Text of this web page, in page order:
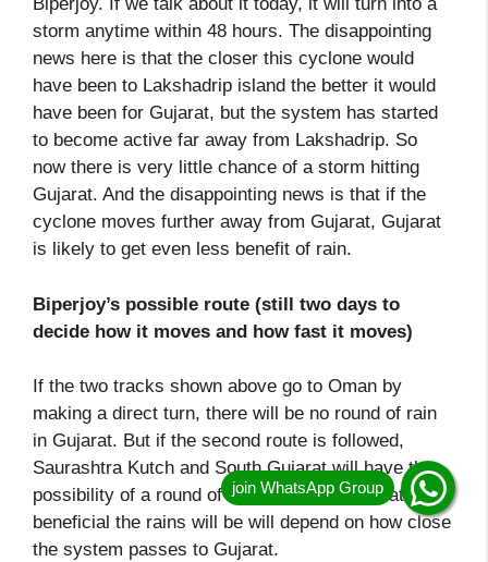
Biperjoy. If we talk about it today, it will turn into a
storm anytime within 48 hours. The disappointing
news here is that the closer this cyclone would
have been to Lakshadrip island the better it would
have been for Gujarat, but the system has started
to become active far away from Lakshadrip. So
now there is very little chance of a storm hitting
Gujarat. And the disappointing news is that if the
cyclone moves further away from Gujarat, Gujarat
is likely to get even less benefit of rain.
Biperjoy’s possible route (still two days to
decide how it moves and how fast it moves)
If the two tracks shown above go to Oman by
making a direct turn, there will be no round of rain
in Gujarat. But if the second route is followed,
Saurashtra Kutch and South Gujarat will have the
possibility of a round of rain in central Gujarat. How
beneficial the rains will be will depend on how close
the system passes to Gujarat.